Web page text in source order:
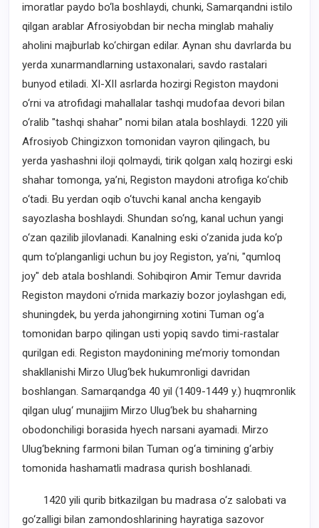
imoratlar paydo bo‘la boshlaydi, chunki, Samarqandni istilo
qilgan arablar Afrosiyobdan bir necha minglab mahaliy
aholini majburlab ko‘chirgan edilar. Aynan shu davrlarda bu
yerda xunarmandlarning ustaxonalari, savdo rastalari
bunyod etiladi. XI-XII asrlarda hozirgi Registon maydoni
o‘rni va atrofidagi mahallalar tashqi mudofaa devori bilan
o‘ralib "tashqi shahar" nomi bilan atala boshlaydi. 1220 yili
Afrosiyob Chingizxon tomonidan vayron qilingach, bu
yerda yashashni iloji qolmaydi, tirik qolgan xalq hozirgi eski
shahar tomonga, ya’ni, Registon maydoni atrofiga ko‘chib
o‘tadi. Bu yerdan oqib o‘tuvchi kanal ancha kengayib
sayozlasha boshlaydi. Shundan so‘ng, kanal uchun yangi
o‘zan qazilib jilovlanadi. Kanalning eski o‘zanida juda ko‘p
qum to‘planganligi uchun bu joy Registon, ya’ni, "qumloq
joy" deb atala boshlandi. Sohibqiron Amir Temur davrida
Registon maydoni o‘rnida markaziy bozor joylashgan edi,
shuningdek, bu yerda jahongirning xotini Tuman og‘a
tomonidan barpo qilingan usti yopiq savdo timi-rastalar
qurilgan edi. Registon maydonining me’moriy tomondan
shakllanishi Mirzo Ulug‘bek hukumronligi davridan
boshlangan. Samarqandga 40 yil (1409-1449 y.) huqmronlik
qilgan ulug‘ munajjim Mirzo Ulug‘bek bu shaharning
obodonchiligi borasida hyech narsani ayamadi. Mirzo
Ulug‘bekning farmoni bilan Tuman og‘a timining g‘arbiy
tomonida hashamatli madrasa qurish boshlanadi.
1420 yili qurib bitkazilgan bu madrasa o‘z salobati va
go‘zalligi bilan zamondoshlarining hayratiga sazovor